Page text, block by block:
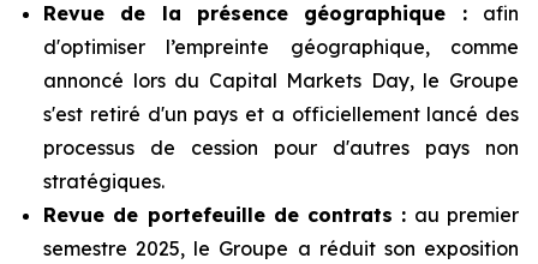
Revue de la présence géographique : afin
d'optimiser l’empreinte géographique, comme
annoncé lors du Capital Markets Day, le Groupe
s'est retiré d'un pays et a officiellement lancé des
processus de cession pour d'autres pays non
stratégiques.
Revue de portefeuille de contrats : au premier
semestre 2025, le Groupe a réduit son exposition